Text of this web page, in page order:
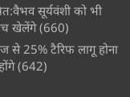
सूर्यवंशी को भी
खेलेंगे (660)
से 25% टैरिफ लागू होना
(642)